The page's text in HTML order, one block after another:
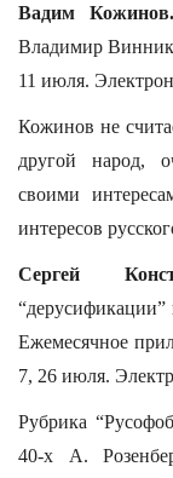
Вадим Кожинов.
Владимир
11 июля.
Кожинов не
другой народ,
своими
интересов
Сергей
Ежемесячное
7, 26 июля.
Рубрика
40-х А.